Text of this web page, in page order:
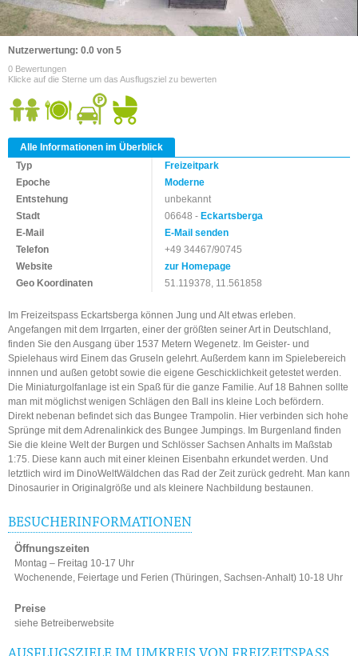
Nutzerwertung: 0.0 von 5
0 Bewertungen
Klicke auf die Sterne um das Ausflugsziel zu bewerten
Alle Informationen im Überblick
Typ
Freizeitpark
Epoche
Moderne
Entstehung
unbekannt
Stadt
06648 -Eckartsberga
E-Mail
E-Mail senden
Telefon
+49 34467/90745
Website
zur Homepage
Geo Koordinaten
51.119378, 11.561858
Im Freizeitspass Eckartsberga können Jung und Alt etwas erleben.
Angefangen mit dem Irrgarten, einer der größten seiner Art in Deutschland,
finden Sie den Ausgang über 1537 Metern Wegenetz. Im Geister- und
Spielehaus wird Einem das Gruseln gelehrt. Außerdem kann im Spielebereich
innnen und außen getobt sowie die eigene Geschicklichkeit getestet werden.
Die Miniaturgolfanlage ist ein Spaß für die ganze Familie. Auf 18 Bahnen sollte
man mit möglichst wenigen Schlägen den Ball ins kleine Loch befördern.
Direkt nebenan befindet sich das Bungee Trampolin. Hier verbinden sich hohe
Sprünge mit dem Adrenalinkick des Bungee Jumpings. Im Burgenland finden
Sie die kleine Welt der Burgen und Schlösser Sachsen Anhalts im Maßstab
1:75. Diese kann auch mit einer kleinen Eisenbahn erkundet werden. Und
letztlich wird im DinoWeltWäldchen das Rad der Zeit zurück gedreht. Man kann
Dinosaurier in Originalgröße und als kleinere Nachbildung bestaunen.
BESUCHERINFORMATIONEN
Öffnungszeiten
Montag – Freitag 10-17 Uhr
Wochenende, Feiertage und Ferien (Thüringen, Sachsen-Anhalt) 10-18 Uhr
Preise
siehe Betreiberwebsite